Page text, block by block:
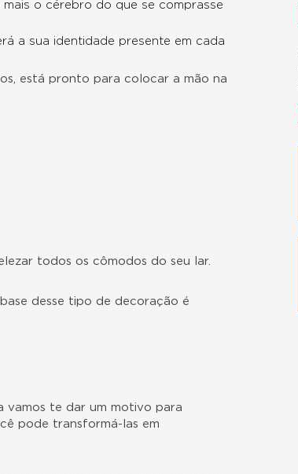
o cérebro do que se comprasse
a sua identidade presente em cada
está pronto para colocar a mão na
todos os cômodos do seu lar.
desse tipo de decoração é
vamos te dar um motivo para
pode transformá-las em